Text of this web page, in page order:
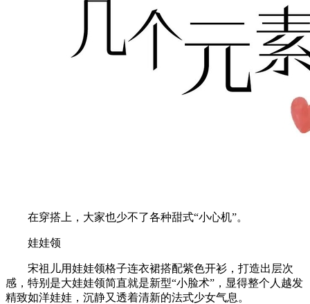
在穿搭上，大家也少不了各种甜式“小心机”。
娃娃领
宋祖儿用娃娃领格子连衣裙搭配紫色开衫，打造出层次
感，特别是大娃娃领简直就是新型“小脸术”，显得整个人越发
精致如洋娃娃，沉静又透着清新的法式少女气息。